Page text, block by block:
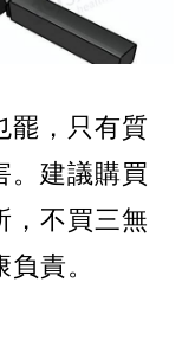
罷，只有質
。建議購買
，不買三無
責。